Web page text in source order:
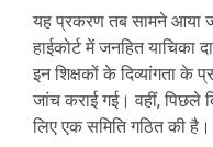
यह प्रकरण तब सामने
हाईकोर्ट में जनहित याचिका
इन शिक्षकों के दिव्यांगता के
जांच कराई गई। वहीं, पिछले
लिए एक समिति गठित की